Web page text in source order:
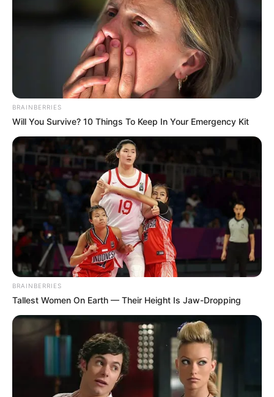
BRAINBERRIES
Will You Survive? 10 Things To Keep In Your Emergency Kit
BRAINBERRIES
Tallest Women On Earth — Their Height Is Jaw-Dropping